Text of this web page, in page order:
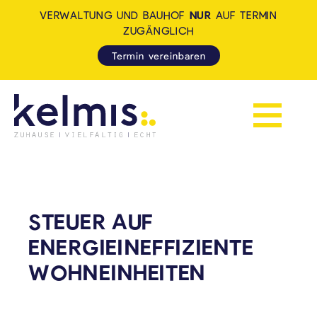
Navigation
VERWALTUNG UND BAUHOF NUR AUF TERMIN
ZUGÄNGLICH
Termin vereinbaren
STEUER AUF
ENERGIEINEFFIZIENTE
WOHNEINHEITEN